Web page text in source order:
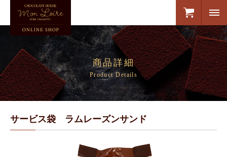
商品詳細
Product Details
サービス袋 ラムレーズンサンド